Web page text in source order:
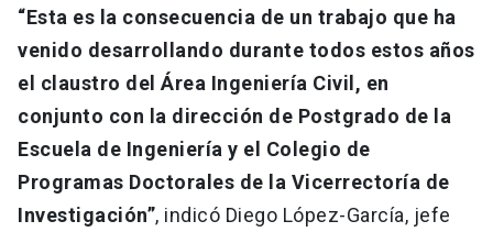
“Esta es la consecuencia de un trabajo que ha
venido desarrollando durante todos estos años
el claustro del Área Ingeniería Civil, en
conjunto con la dirección de Postgrado de la
Escuela de Ingeniería y el Colegio de
Programas Doctorales de la Vicerrectoría de
Investigación”, indicó Diego López-García, jefe